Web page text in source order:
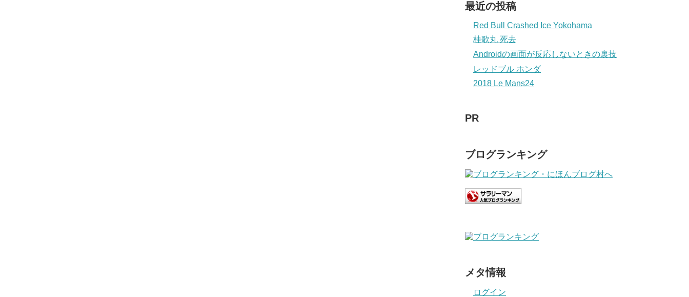
最近の投稿
Red Bull Crashed Ice Yokohama
桂歌丸 死去
Androidの画面が反応しないときの裏技
レッドブル ホンダ
2018 Le Mans24
PR
ブログランキング
メタ情報
ログイン